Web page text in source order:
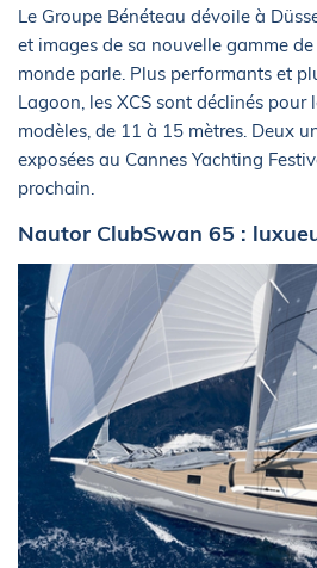
Le Groupe Bénéteau dévoile à
et images de sa nouvelle gamme
monde parle. Plus performants et
Lagoon, les XCS sont déclinés pour
modèles, de 11 à 15 mètres. Deux
exposées au Cannes Yachting
prochain.
Nautor ClubSwan 65 :